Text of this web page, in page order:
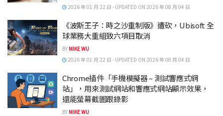
2026 年 01 月 22 日 - UPDATED ON 2026 年 08 月 04 日
《波斯王子：時之沙重制版》遭砍，Ubisoft 全
球業務大重組致六項目取消
BY MIKE WU
2026 年 01 月 22 日 - UPDATED ON 2026 年 08 月 04 日
Chrome插件「手機模擬器 – 測試響應式網
站」，用來測試網站和響應式網站顯示效果，
還能螢幕截圖跟錄影
BY MIKE WU